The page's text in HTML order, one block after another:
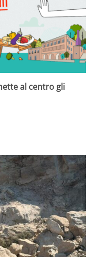
al centro gli